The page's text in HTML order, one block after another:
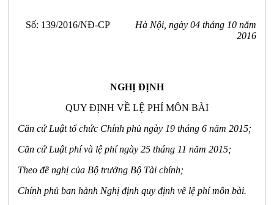
Số: 139/2016/NĐ-CP
Hà Nội, ngày 04 tháng 10 năm
2016
NGHỊ ĐỊNH
QUY ĐỊNH VỀ LỆ PHÍ MÔN BÀI
Căn cứ Luật tổ chức Chính phủ ngày 19 tháng 6 năm 2015;
Căn cứ Luật phí và lệ phí ngày 25 tháng 11 năm 2015;
Theo đề nghị của Bộ trưởng Bộ Tài chính;
Chính phủ ban hành Nghị định quy định về lệ phímôn bài.